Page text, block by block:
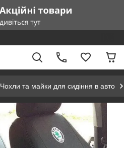
Чохли та майки для сидіння в авто